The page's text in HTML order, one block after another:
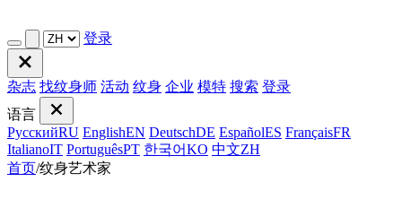
登录
杂志 找纹身师 活动 纹身 企业 模特 搜索 登录
语言
РусскийRU EnglishEN DeutschDE EspañolES FrançaisFR
ItalianoIT PortuguêsPT 한국어KO 中文ZH
首页/纹身艺术家